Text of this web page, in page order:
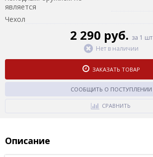
является
Чехол
2 290 руб. за 1 шт
Нет в наличии
ЗАКАЗАТЬ ТОВАР
СООБЩИТЬ О ПОСТУПЛЕНИИ
СРАВНИТЬ
Описание